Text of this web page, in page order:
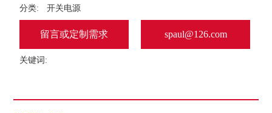
分类:
开关电源
留言或定制需求 spaul@126.com
关键词: